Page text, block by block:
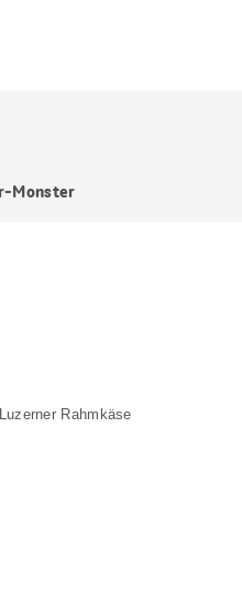
Monster
Rahmkäse